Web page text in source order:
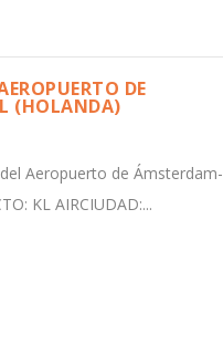
DE
(HOLANDA)
Aeropuerto de Ámsterdam-
KL AIRCIUDAD:...